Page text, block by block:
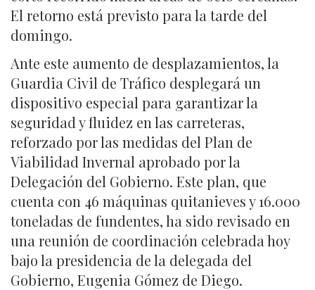
El retorno está previsto para la tarde del
domingo.
Ante este aumento de desplazamientos, la
Guardia Civil de Tráfico desplegará un
dispositivo especial para garantizar la
seguridad y fluidez en las carreteras,
reforzado por las medidas del Plan de
Viabilidad Invernal aprobado por la
Delegación del Gobierno. Este plan, que
cuenta con 46 máquinas quitanieves y 16.000
toneladas de fundentes, ha sido revisado en
una reunión de coordinación celebrada hoy
bajo la presidencia de la delegada del
Gobierno, Eugenia Gómez de Diego.